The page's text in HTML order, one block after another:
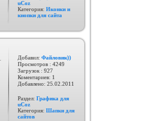
uCoz
Категория: Иконки и
кнопки для сайта
Добавил: Файловик))
Просмотров : 4249
Загрузок : 927
Коментариев: 1
Добавлено: 25.02.2011
Раздел: Графика для
uCoz
Категория: Шапки для
сайтов